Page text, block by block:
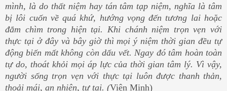
mình, là do thất niệm hay tán tâm tạp niệm, nghĩa là tâm
bị lôi cuốn về quá khứ, hướng vọng đến tương lai hoặc
đắm chìm trong hiện tại. Khi chánh niệm trọn vẹn với
thực tại ở đây và bây giờ thì mọi ý niệm thời gian đều tự
động biến mất không còn dấu vết. Ngay đó tâm hoàn toàn
tự do, thoát khỏi mọi áp lực của thời gian tâm lý. Vì vậy,
người sống trọn vẹn với thực tại luôn được thanh thản,
thoải mái, an nhiên, tự tại. (Viên Minh)